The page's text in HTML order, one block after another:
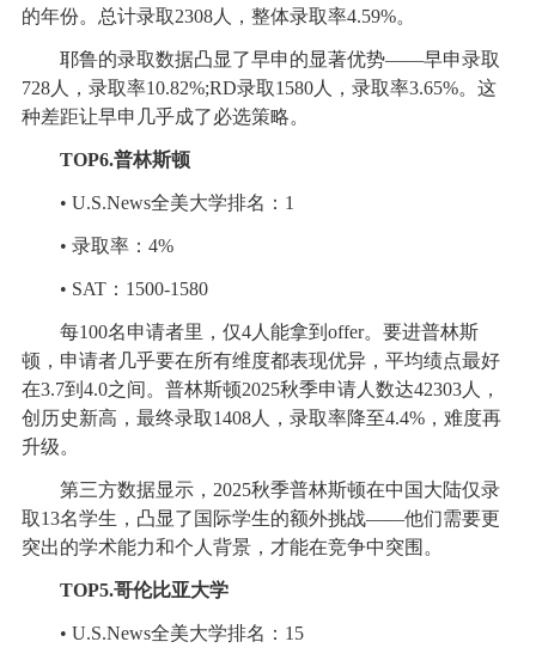
的年份。总计录取2308人，整体录取率4.59%。
耶鲁的录取数据凸显了早申的显著优势——早申录取
728人，录取率10.82%;RD录取1580人，录取率3.65%。这
种差距让早申几乎成了必选策略。
TOP6.普林斯顿
• U.S.News全美大学排名：1
• 录取率：4%
• SAT：1500-1580
每100名申请者里，仅4人能拿到offer。要进普林斯
顿，申请者几乎要在所有维度都表现优异，平均绩点最好
在3.7到4.0之间。普林斯顿2025秋季申请人数达42303人，
创历史新高，最终录取1408人，录取率降至4.4%，难度再
升级。
第三方数据显示，2025秋季普林斯顿在中国大陆仅录
取13名学生，凸显了国际学生的额外挑战——他们需要更
突出的学术能力和个人背景，才能在竞争中突围。
TOP5.哥伦比亚大学
• U.S.News全美大学排名：15